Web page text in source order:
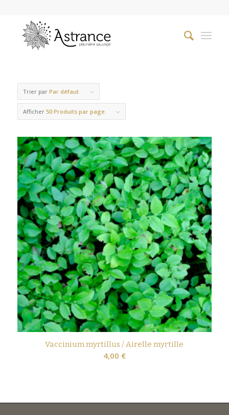
Trier par Par défaut
Afficher 50 Produits par page
Vaccinium myrtillus / Airelle myrtille
4,00 €